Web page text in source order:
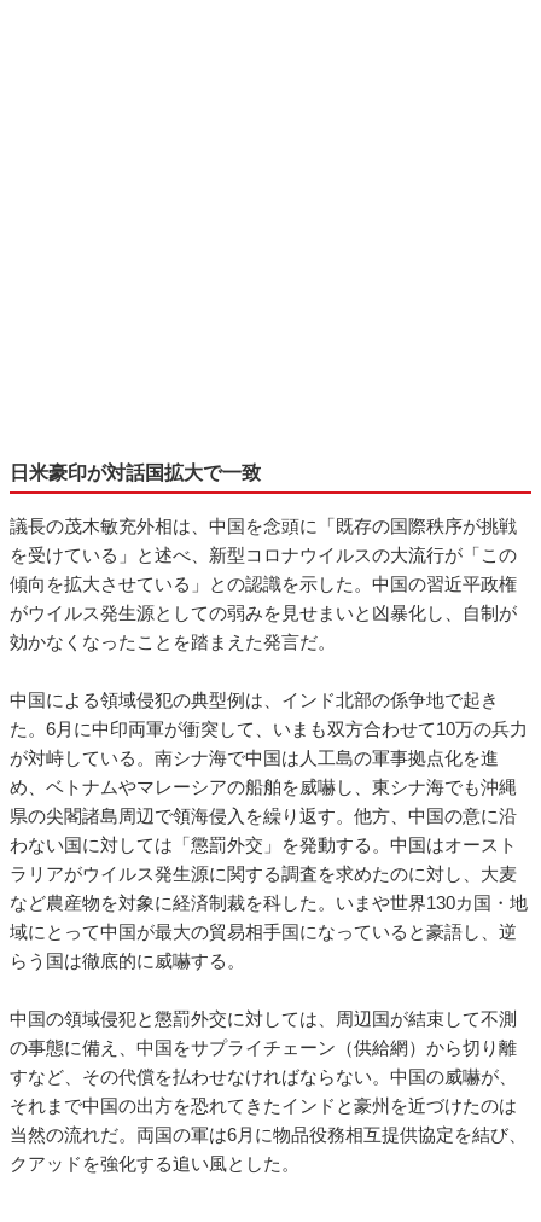
日米豪印が対話国拡大で一致
議長の茂木敏充外相は、中国を念頭に「既存の国際秩序が挑戦
を受けている」と述べ、新型コロナウイルスの大流行が「この
傾向を拡大させている」との認識を示した。中国の習近平政権
がウイルス発生源としての弱みを見せまいと凶暴化し、自制が
効かなくなったことを踏まえた発言だ。
中国による領域侵犯の典型例は、インド北部の係争地で起き
た。6月に中印両軍が衝突して、いまも双方合わせて10万の兵力
が対峙している。南シナ海で中国は人工島の軍事拠点化を進
め、ベトナムやマレーシアの船舶を威嚇し、東シナ海でも沖縄
県の尖閣諸島周辺で領海侵入を繰り返す。他方、中国の意に沿
わない国に対しては「懲罰外交」を発動する。中国はオースト
ラリアがウイルス発生源に関する調査を求めたのに対し、大麦
など農産物を対象に経済制裁を科した。いまや世界130カ国・地
域にとって中国が最大の貿易相手国になっていると豪語し、逆
らう国は徹底的に威嚇する。
中国の領域侵犯と懲罰外交に対しては、周辺国が結束して不測
の事態に備え、中国をサプライチェーン（供給網）から切り離
すなど、その代償を払わせなければならない。中国の威嚇が、
それまで中国の出方を恐れてきたインドと豪州を近づけたのは
当然の流れだ。両国の軍は6月に物品役務相互提供協定を結び、
クアッドを強化する追い風とした。